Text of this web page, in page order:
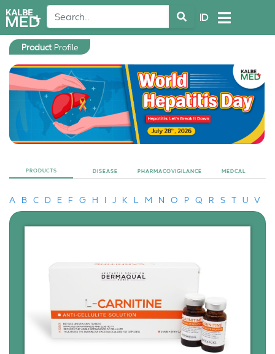
ID
Product Profile
PRODUCTS DISEASE PHARMACOVIGILANCE MEDCAL
A B C D E F G H I J K L M N O P Q R S T U V